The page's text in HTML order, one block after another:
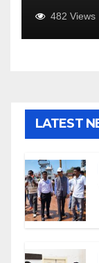
482 Views
LATEST